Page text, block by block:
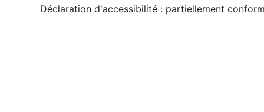
Déclaration d'accessibilité : partiellement